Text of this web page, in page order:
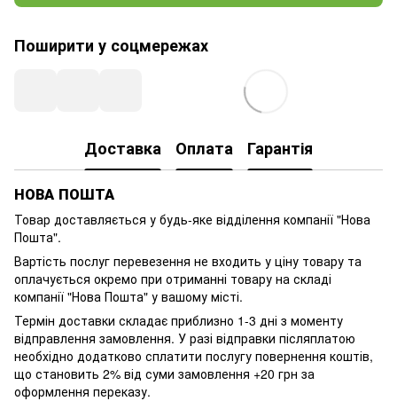
Поширити у соцмережах
Доставка Оплата Гарантія
НОВА ПОШТА
Товар доставляється у будь-яке відділення компанії "Нова
Пошта".
Вартість послуг перевезення не входить у ціну товару та
оплачується окремо при отриманні товару на складі
компанії "Нова Пошта" у вашому місті.
Термін доставки складає приблизно 1-3 дні з моменту
відправлення замовлення. У разі відправки післяплатою
необхідно додатково сплатити послугу повернення коштів,
що становить 2% від суми замовлення +20 грн за
оформлення переказу.